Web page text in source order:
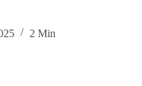
2 Min